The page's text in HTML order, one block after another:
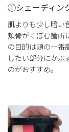
①シェーディン
肌よりも少し暗い
頬骨がくぼむ箇所
の目的は頬の一番
したい部分にかぶ
のがおすすめ。